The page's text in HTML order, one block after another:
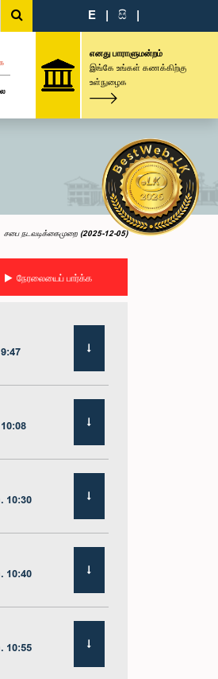
E | සි |
எனது பாராளுமன்றம்
இங்கே உங்கள் கணக்கிற்கு
உள்நுழைக
சபை நடவடிக்கைமுறை (2025-12-05)
நேரலையைப் பார்க்க
10:30
10:40
10:55